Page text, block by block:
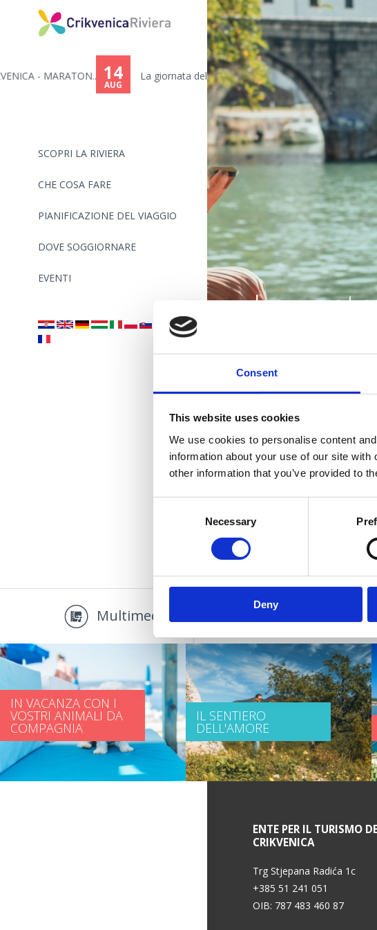
Consent
This website uses cookies
We use cookies to personalise content
information about your use of our site
other information that you’ve provided to
Necessary
Deny
SCOPRI LA RIVIERA
CHE COSA FARE
PIANIFICAZIONE DEL VIAGGIO
DOVE SOGGIORNARE
EVENTI
14 La giornata della Città di Cr...
La
OASI
Multimedia Promo video
IN VACANZA CON I
VOSTRI ANIMALI DA
COMPAGNIA
IL SENTIERO
DELL'AMORE
ENTE PER IL TURISMO
CRIKVENICA
Trg Stjepana Radića 1c
+385 51 241 051
OIB: 787 483 460 87